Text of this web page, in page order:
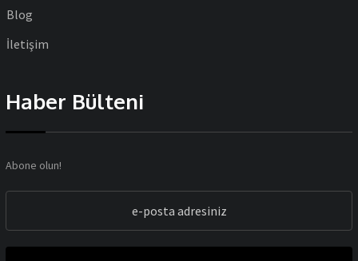
Blog
İletişim
Haber Bülteni
Abone olun!